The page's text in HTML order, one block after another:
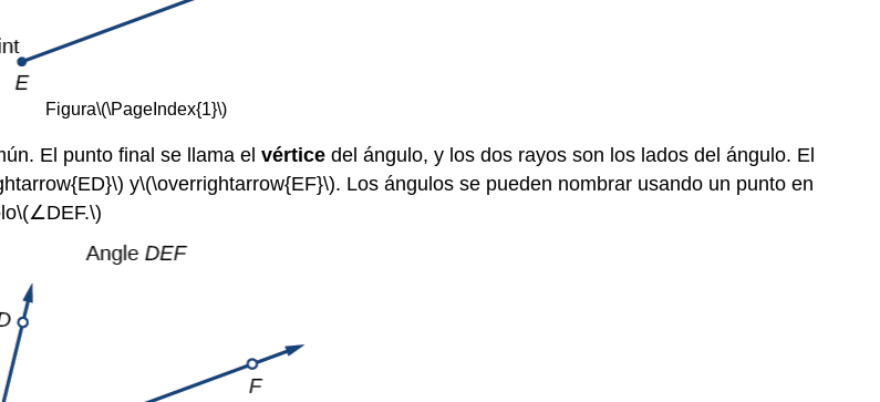
Figura\(\PageIndex{1}\)
El punto final se llama el vértice del ángulo, y los dos rayos son los lados del ángulo. El
y\(\overrightarrow{EF}\). Los ángulos se pueden nombrar usando un punto en
\(∠DEF.\)